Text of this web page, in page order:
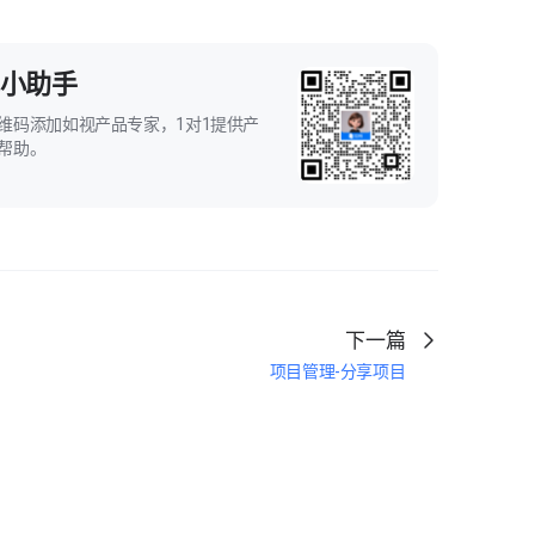
助手
码添加如视产品专家，1对1提供产
助。
下一篇
项目管理-分享项目